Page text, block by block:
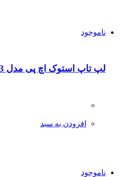
ناموجود
لپ تاپ استوک اچ پی مدل Elitebook 440 G3
افزودن به سبد
ناموجود